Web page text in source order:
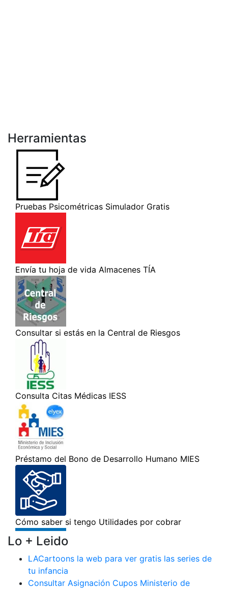
Herramientas
Lo + Leido
LACartoons la web para ver gratis las series de
tu infancia
Consultar Asignación Cupos Ministerio de